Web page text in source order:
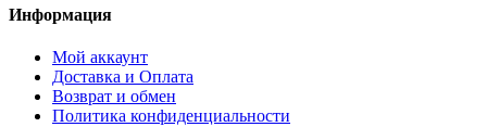
Информация
Мой аккаунт
Доставка и Оплата
Возврат и обмен
Политика конфиденциальности